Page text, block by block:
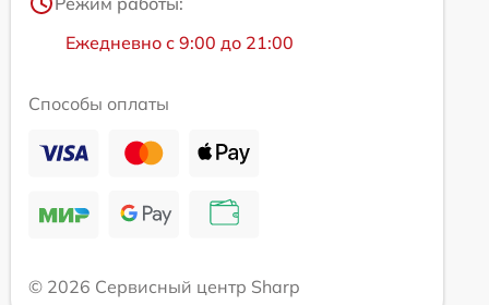
Ежедневно с 9:00 до 21:00
Способы оплаты
© 2026 Сервисный центр Sharp